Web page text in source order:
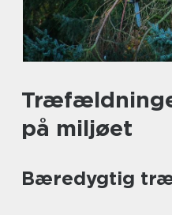
på miljøet
Bæredygtig